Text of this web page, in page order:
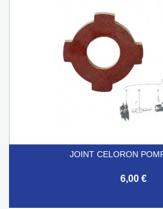
JOINT CELORON
6,00 €